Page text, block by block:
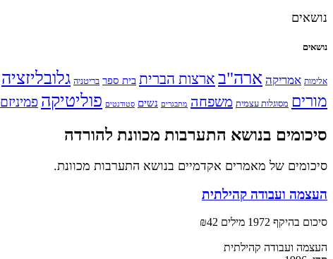
נושאים
נושאים
אלימות אמריקה ארה"ב ארצות הברית בית ספר בריטניה גלובליזציה
מורים מסוגלות עצמית משפחה מתבגרים נשים סטודנטים פוליטיקה פמיניזם
סיכומים בנושא התערבות מכוונת להורדה
סיכומים של מאמרים אקדמיים בנושא התערבות מכוונת.
העצמה ועבודה קהילתית
סיכום בהיקף 1972 מילים ₪42
העצמה ועבודה קהילתית